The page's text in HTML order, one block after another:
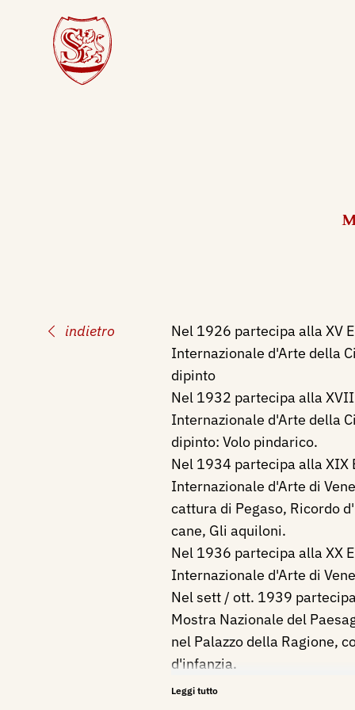
indietro
Nel 1926 partecipa alla XV
Internazionale d'Arte della
dipinto
Nel 1932 partecipa alla
Internazionale d'Arte della
dipinto: Volo pindarico.
Nel 1934 partecipa alla XIX
Internazionale d'Arte di
cattura di Pegaso, Ricordo
cane, Gli aquiloni.
Nel 1936 partecipa alla XX
Internazionale d'Arte di
Nel sett / ott. 1939
Mostra Nazionale del
nel Palazzo della Ragione,
d'infanzia.
Nel 1940 partecipa alla XXII
Leggi tutto